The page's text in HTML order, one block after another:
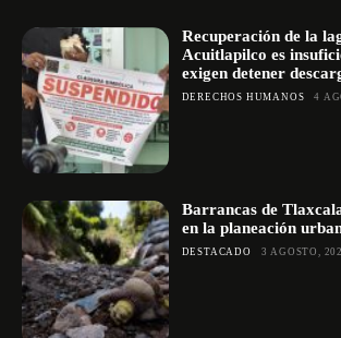
Recuperación de la
Acuitlapilco es
exigen detener
DERECHOS HUMANOS 4
Barrancas de
en la planeación
DESTACADO 3 AGOSTO,